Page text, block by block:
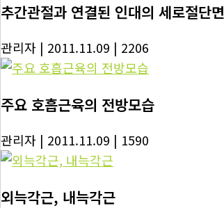
추간관절과 연결된 인대의 세로절단면
관리자 | 2011.11.09 | 2206
주요 호흡근육의 전방모습
관리자 | 2011.11.09 | 1590
외늑각근, 내늑각근